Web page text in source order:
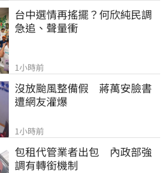
台中選情再搖擺？何欣純民調
急追、聲量衝
1小時前
沒放颱風整備假　蔣萬安臉書
遭網友灌爆
1小時前
包租代管業者出包　內政部強
調有轉銜機制